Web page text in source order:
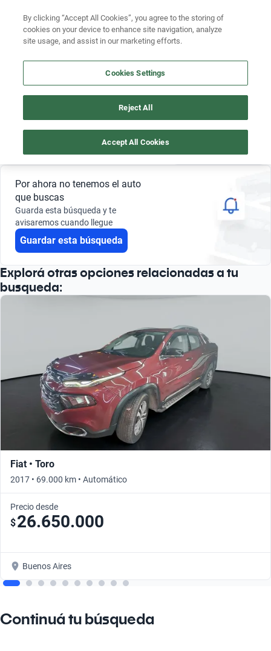
Buscá por modelo
Buscá por versión
Buscá por año
Buscá por versión
Buscá por año
0 Resultados Guardar búsqueda
Por ahora no tenemos el auto
que buscas
Guarda esta búsqueda y te
avisaremos cuando llegue
Guardar esta búsqueda
Explorá otras opciones relacionadas a tu
busqueda:
Fiat • Toro
2017 • 69.000 km • Automático
Precio desde
$26.650.000
Buenos Aires
Continuá tu búsqueda
By clicking “Accept All Cookies”, you agree to the storing of
cookies on your device to enhance site navigation, analyze
site usage, and assist in our marketing efforts.
Cookies Settings
Reject All
Accept All Cookies